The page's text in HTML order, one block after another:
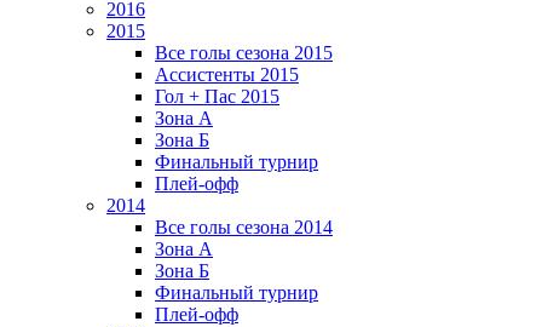
2016
2015
Все голы сезона 2015
Ассистенты 2015
Гол + Пас 2015
Зона А
Зона Б
Финальный турнир
Плей-офф
2014
Все голы сезона 2014
Зона А
Зона Б
Финальный турнир
Плей-офф